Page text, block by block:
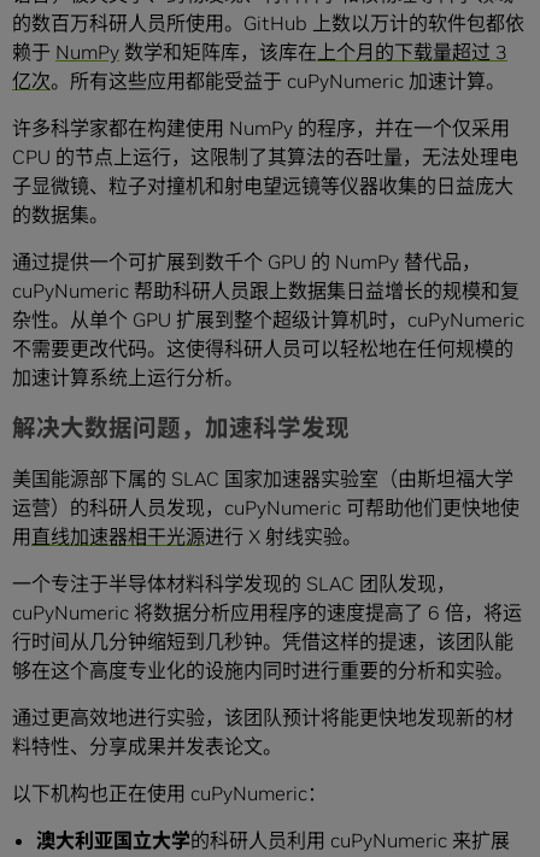
的数百万科研人员所使用。GitHub 上数以万计的软件包都依
赖于 NumPy 数学和矩阵库，该库在 上个月的下载量超过 3
亿次。所有这些应用都能受益于 cuPyNumeric 加速计算。
许多科学家都在构建使用 NumPy 的程序，并在一个仅采用
CPU 的节点上运行，这限制了其算法的吞吐量，无法处理电
子显微镜、粒子对撞机和射电望远镜等仪器收集的日益庞大
的数据集。
通过提供一个可扩展到数千个 GPU 的 NumPy 替代品，
cuPyNumeric 帮助科研人员跟上数据集日益增长的规模和复
杂性。从单个 GPU 扩展到整个超级计算机时，cuPyNumeric
不需要更改代码。这使得科研人员可以轻松地在任何规模的
加速计算系统上运行分析。
解决大数据问题，加速科学发现
美国能源部下属的 SLAC 国家加速器实验室（由斯坦福大学
运营）的科研人员发现，cuPyNumeric 可帮助他们更快地使
用 直线加速器相干光源进行 X 射线实验。
一个专注于半导体材料科学发现的 SLAC 团队发现，
cuPyNumeric 将数据分析应用程序的速度提高了 6 倍，将运
行时间从几分钟缩短到几秒钟。凭借这样的提速，该团队能
够在这个高度专业化的设施内同时进行重要的分析和实验。
通过更高效地进行实验，该团队预计将能更快地发现新的材
料特性、分享成果并发表论文。
以下机构也正在使用 cuPyNumeric：
澳大利亚国立大学的科研人员利用 cuPyNumeric 来扩展